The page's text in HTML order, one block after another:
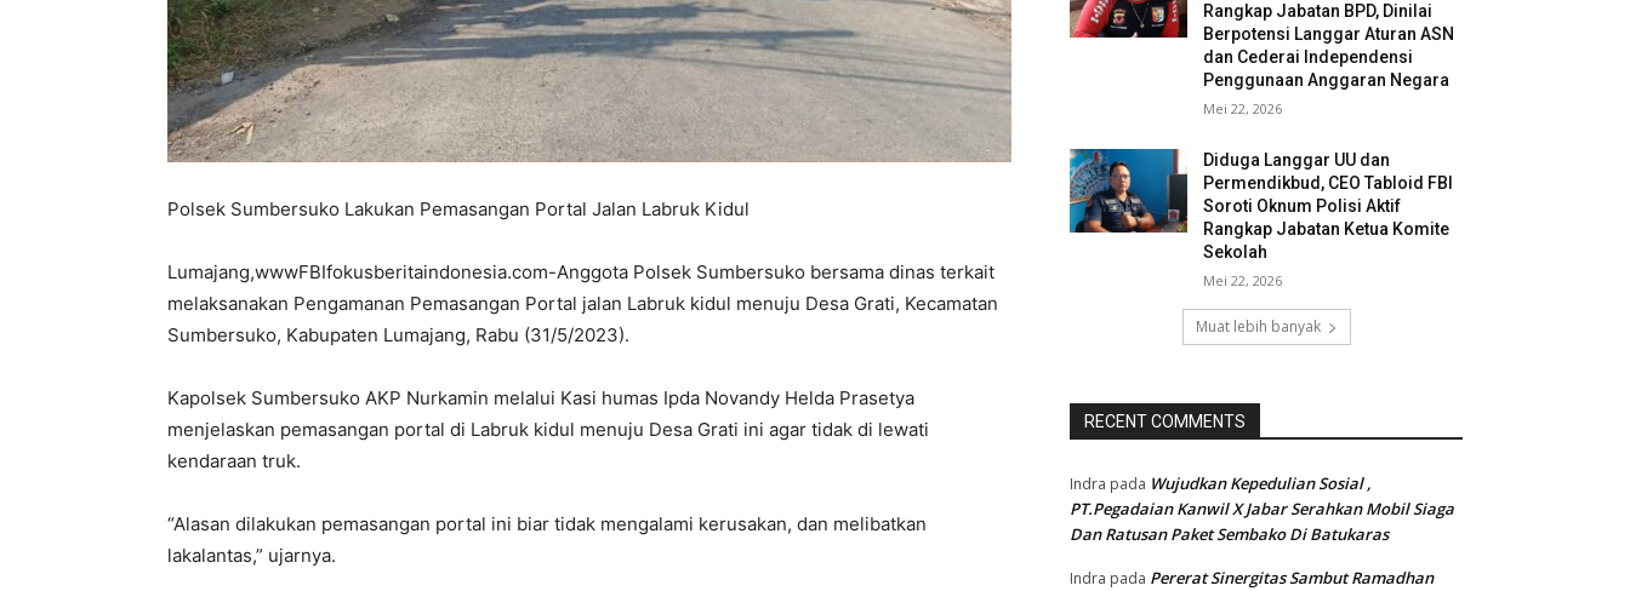
Polsek Sumbersuko Lakukan Pemasangan Portal Jalan Labruk Kidul
Lumajang,wwwFBIfokusberitaindonesia.com-Anggota Polsek Sumbersuko bersama dinas terkait
melaksanakan Pengamanan Pemasangan Portal jalan Labruk kidul menuju Desa Grati, Kecamatan
Sumbersuko, Kabupaten Lumajang, Rabu (31/5/2023).
Kapolsek Sumbersuko AKP Nurkamin melalui Kasi humas Ipda Novandy Helda Prasetya
menjelaskan pemasangan portal di Labruk kidul menuju Desa Grati ini agar tidak di lewati
kendaraan truk.
“Alasan dilakukan pemasangan portal ini biar tidak mengalami kerusakan, dan melibatkan
lakalantas,” ujarnya.
Rangkap Jabatan BPD, Dinilai
Berpotensi Langgar Aturan ASN
dan Cederai Independensi
Penggunaan Anggaran Negara
Mei 22, 2026
Diduga Langgar UU dan
Permendikbud, CEO Tabloid FBI
Soroti Oknum Polisi Aktif
Rangkap Jabatan Ketua Komite
Sekolah
Mei 22, 2026
Muat lebih banyak
RECENT COMMENTS
Indra pada Wujudkan Kepedulian Sosial ,
PT.Pegadaian Kanwil X Jabar Serahkan Mobil Siaga
Dan Ratusan Paket Sembako Di Batukaras
Indra pada Pererat Sinergitas Sambut Ramadhan